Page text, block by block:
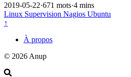
2019-05-22·671 mots·4 mins
Linux Supervision Nagios Ubuntu
↑
À propos
© 2026 Anup